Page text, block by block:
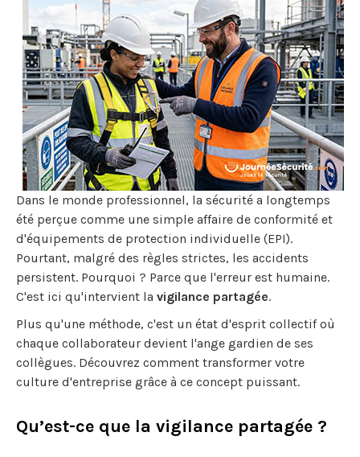
Dans le monde professionnel, la sécurité a longtemps
été perçue comme une simple affaire de conformité et
d'équipements de protection individuelle (EPI).
Pourtant, malgré des règles strictes, les accidents
persistent. Pourquoi ? Parce que l'erreur est humaine.
C'est ici qu'intervient la vigilance partagée.
Plus qu'une méthode, c'est un état d'esprit collectif où
chaque collaborateur devient l'ange gardien de ses
collègues. Découvrez comment transformer votre
culture d'entreprise grâce à ce concept puissant.
Qu’est-ce que la vigilance partagée ?